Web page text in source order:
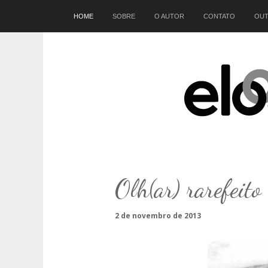
HOME SOBRE O AUTOR CONTATO Início
Olh(ar) rarefeito
2 de novembro de 2013